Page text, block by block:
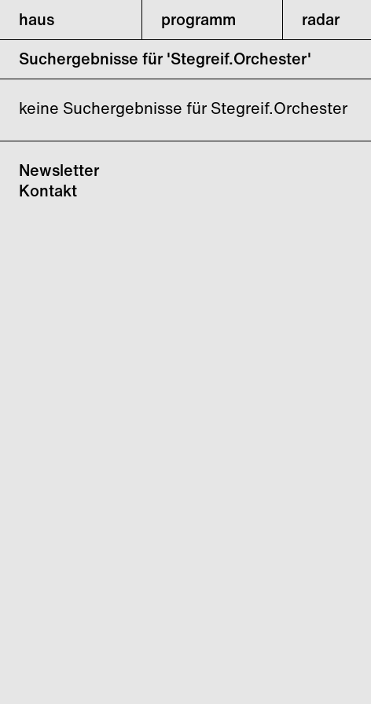
haus programm radar
Suchergebnisse für 'Stegreif.Orchester'
keine Suchergebnisse für Stegreif.Orchester
Newsletter
Kontakt